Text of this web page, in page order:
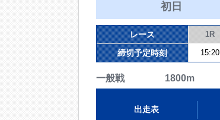
初日
レース 1R
締切予定時刻 15:20
一般戦 1800m
出走表